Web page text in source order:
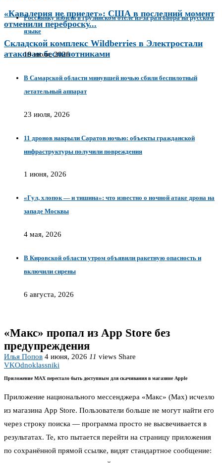
«Кавалерия не приедет»: США в последний момент
отменили переброску...
Складской комплекс Wildberries в Электростали
атакован беспилотниками
Россиянку избили в грузинском отеле из‑за разговора на русском
языке
19 июля, 2026
В Самарской области минувшей ночью сбили беспилотный
летательный аппарат
23 июля, 2026
11 дронов накрыли Саратов ночью: объекты гражданской
инфраструктуры получили повреждения
1 июня, 2026
«Гул, хлопок — и тишина»: что известно о ночной атаке дрона на
западе Москвы
4 мая, 2026
В Кировской области утром объявили ракетную опасность и
включили сирены
6 августа, 2026
«Макс» пропал из App Store без
предупреждения
Илья Попов 4 июня, 2026 11 views Share
VKOdnoklassniki
Приложение MAX перестало быть доступным для скачивания в магазине Apple
Приложение национального мессенджера «Макс» (Max) исчезло
из магазина App Store. Пользователи больше не могут найти его
через строку поиска — программа просто не высвечивается в
результатах. Те, кто пытается перейти на страницу приложения
по сохранённой прямой ссылке, видят стандартное сообщение: